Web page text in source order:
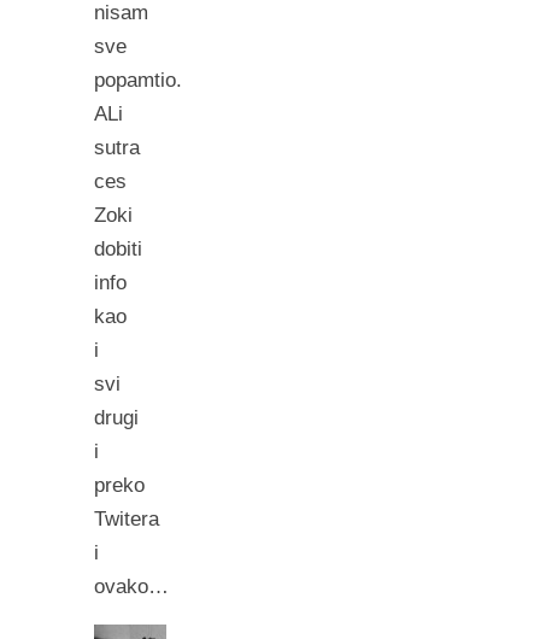
nisam
sve
popamtio.
ALi
sutra
ces
Zoki
dobiti
info
kao
i
svi
drugi
i
preko
Twitera
i
ovako…